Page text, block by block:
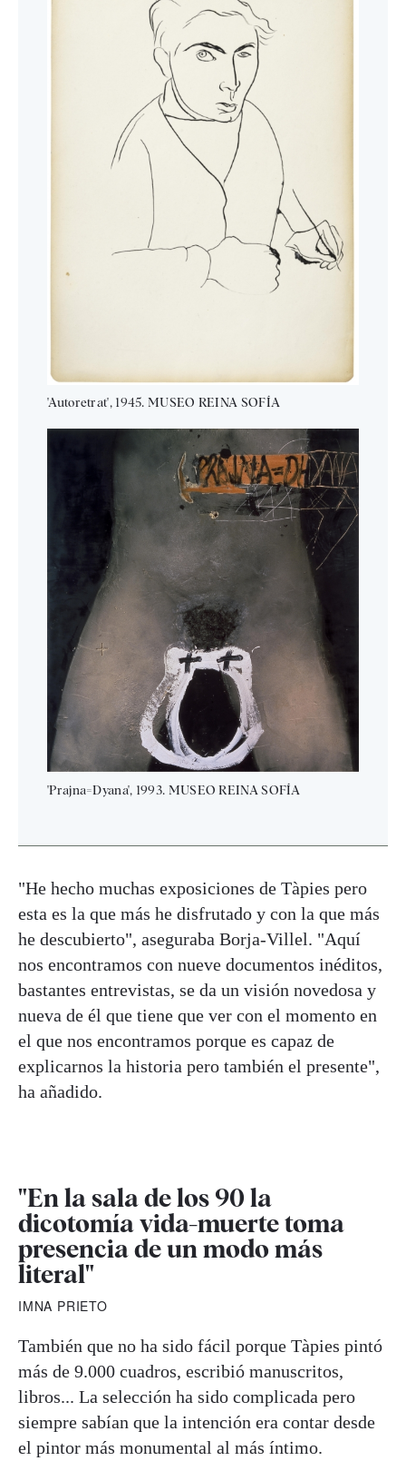
'Autoretrat', 1945. MUSEO REINA SOFÍA
'Prajna=Dyana', 1993. MUSEO REINA SOFÍA
"He hecho muchas exposiciones de Tàpies pero
esta es la que más he disfrutado y con la que más
he descubierto", aseguraba Borja-Villel. "Aquí
nos encontramos con nueve documentos inéditos,
bastantes entrevistas, se da un visión novedosa y
nueva de él que tiene que ver con el momento en
el que nos encontramos porque es capaz de
explicarnos la historia pero también el presente",
ha añadido.
"En la sala de los 90 la
dicotomía vida-muerte toma
presencia de un modo más
literal"
IMNA PRIETO
También que no ha sido fácil porque Tàpies pintó
más de 9.000 cuadros, escribió manuscritos,
libros... La selección ha sido complicada pero
siempre sabían que la intención era contar desde
el pintor más monumental al más íntimo.